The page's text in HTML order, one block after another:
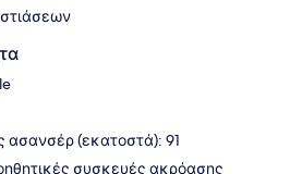
ασανσέρ (εκατοστά): 91
συσκευές ακρόασης